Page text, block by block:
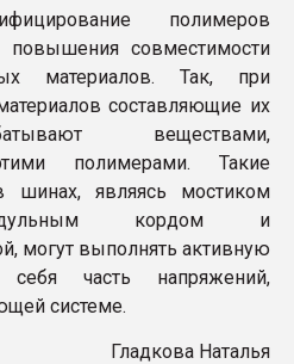
полимеров
совместимости
материалов. Так, при
составляющие их
веществами,
полимерами. Такие
шинах, являясь мостиком
кордом и
могут выполнять активную
часть напряжений,
системе.
Гладкова Наталья